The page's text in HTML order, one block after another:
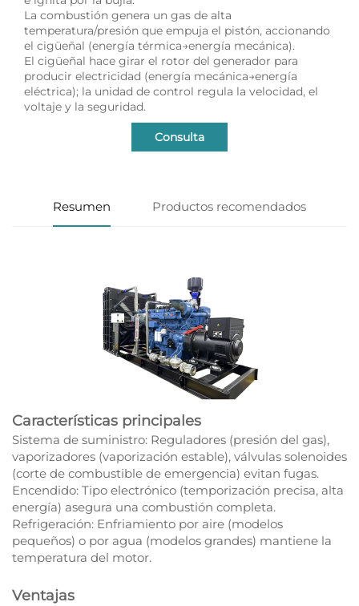
La combustión genera un gas de alta
temperatura/presión que empuja el pistón, accionando
el cigüeñal (energía térmica→energía mecánica).
El cigüeñal hace girar el rotor del generador para
producir electricidad (energía mecánica→energía
eléctrica); la unidad de control regula la velocidad, el
voltaje y la seguridad.
Consulta
Resumen Productos recomendados
Características principales
Sistema de suministro: Reguladores (presión del gas),
vaporizadores (vaporización estable), válvulas solenoides
(corte de combustible de emergencia) evitan fugas.
Encendido: Tipo electrónico (temporización precisa, alta
energía) asegura una combustión completa.
Refrigeración: Enfriamiento por aire (modelos
pequeños) o por agua (modelos grandes) mantiene la
temperatura del motor.
Ventajas